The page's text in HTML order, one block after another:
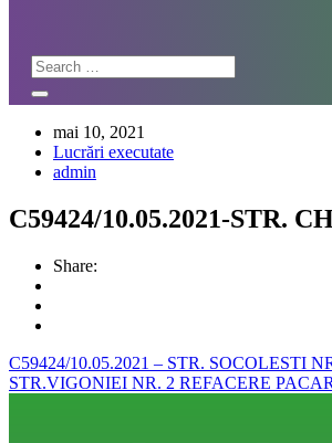
mai 10, 2021
Lucrări executate
admin
C59424/10.05.2021-STR.
Share:
C59424/10.05.2021 – STR. SOCOLESTI
STR.VIGONIEI NR. 2 REFACERE